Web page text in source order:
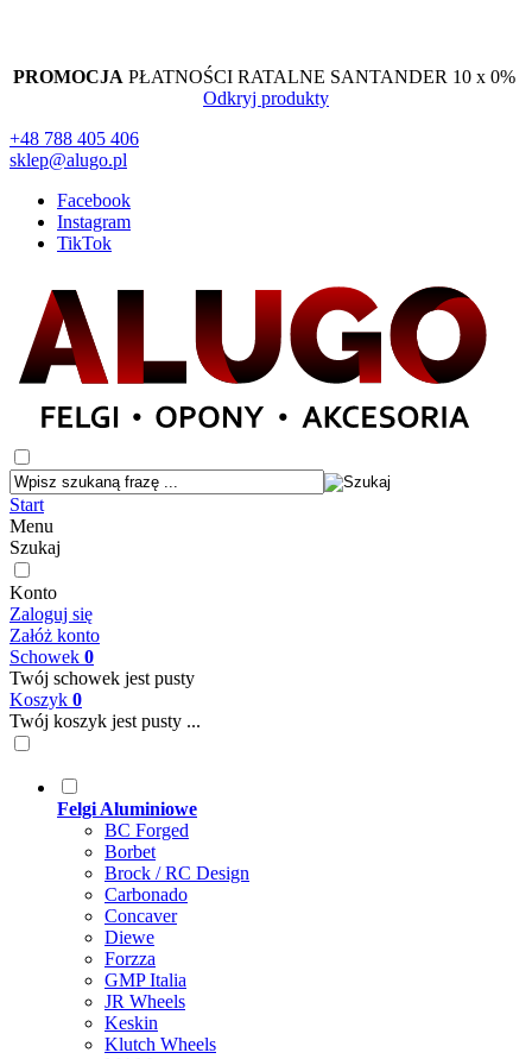
PROMOCJA PŁATNOŚCI RATALNE SANTANDER 10 x 0%
Odkryj produkty
+48 788 405 406
sklep@alugo.pl
Facebook
Instagram
TikTok
Start
Menu
Szukaj
Konto
Zaloguj się
Załóż konto
Schowek 0
Twój schowek jest pusty
Koszyk 0
Twój koszyk jest pusty ...
Felgi Aluminiowe
BC Forged
Borbet
Brock / RC Design
Carbonado
Concaver
Diewe
Forzza
GMP Italia
JR Wheels
Keskin
Klutch Wheels